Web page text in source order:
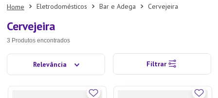
Eletrodomésticos Bar e Adega Cervejeira
Cervejeira
3 Produtos
Relevância Filtrar
3º
Organizadores
Bambu
5º
Copo